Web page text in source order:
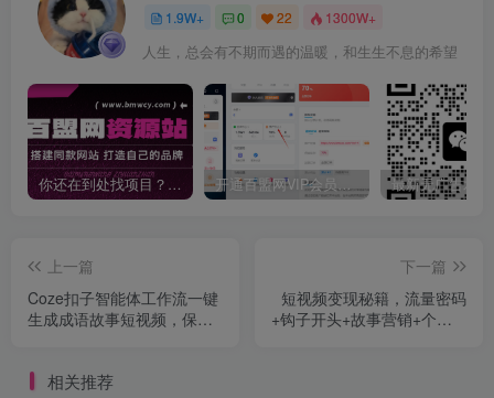
1.9W+ 0 22 1300W+
人生，总会有不期而遇的温暖，和生生不息的希望
你还在到处找项目？还在当韭菜？我靠卖项目一个月收入5万+，曾经我也是个失败者。 开通百盟网VIP会员，尊享全站资源免费下载，享70%的推广提成！！【限时五折优惠】
上一篇
Coze扣子智能体工作流一键
生成成语故事短视频，保姆
下一篇
短视频变现秘籍，流量密码
+钩子开头+故事营销+个人IP
相关推荐